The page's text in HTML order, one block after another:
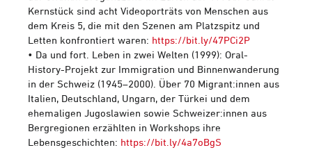
Kernstück sind acht Videoporträts von Menschen aus
dem Kreis 5, die mit den Szenen am Platzspitz und
Letten konfrontiert waren: https://bit.ly/47PCi2P
• Da und fort. Leben in zwei Welten (1999): Oral-
History-Projekt zur Immigration und Binnenwanderung
in der Schweiz (1945–2000). Über 70 Migrant:innen aus
Italien, Deutschland, Ungarn, der Türkei und dem
ehemaligen Jugoslawien sowie Schweizer:innen aus
Bergregionen erzählten in Workshops ihre
Lebensgeschichten: https://bit.ly/4a7oBgS